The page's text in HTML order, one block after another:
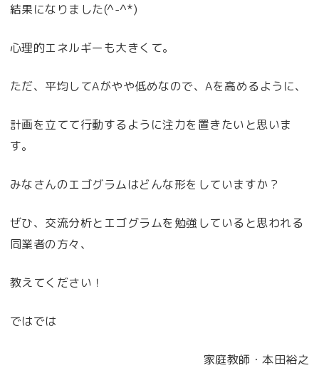
結果になりました(^-^*)
心理的エネルギーも大きくて。
ただ、平均してAがやや低めなので、Aを高めるように、
計画を立てて行動するように注力を置きたいと思いま
す。
みなさんのエゴグラムはどんな形をしていますか？
ぜひ、交流分析とエゴグラムを勉強していると思われる
同業者の方々、
教えてください！
ではでは
家庭教師・本田裕之